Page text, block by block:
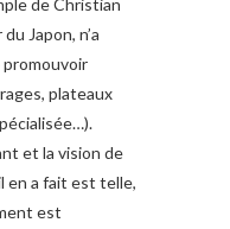
Japon, n’a
plateaux
et la vision de
en a fait est telle,
est